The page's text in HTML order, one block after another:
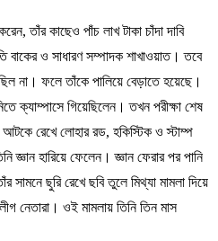
তাঁর কাছেও পাঁচ লাখ টাকা চাঁদা দাবি
বাকের ও সাধারণ সম্পাদক শাখাওয়াত। তবে
না। ফলে তাঁকে পালিয়ে বেড়াতে হয়েছে।
ক্যাম্পাসে গিয়েছিলেন। তখন পরীক্ষা শেষ
রেখে লোহার রড, হকিস্টিক ও স্টাম্প
জ্ঞান হারিয়ে ফেলেন। জ্ঞান ফেরার পর পানি
সামনে ছুরি রেখে ছবি তুলে মিথ্যা মামলা দিয়ে
নেতারা। ওই মামলায় তিনি তিন মাস